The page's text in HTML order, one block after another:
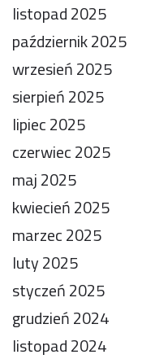
listopad 2025
październik 2025
wrzesień 2025
sierpień 2025
lipiec 2025
czerwiec 2025
maj 2025
kwiecień 2025
marzec 2025
luty 2025
styczeń 2025
grudzień 2024
listopad 2024